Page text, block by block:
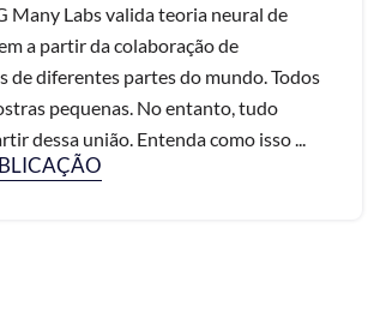
Many Labs valida teoria neural de
a partir da colaboração de
de diferentes partes do mundo. Todos
pequenas. No entanto, tudo
dessa união. Entenda como isso ...